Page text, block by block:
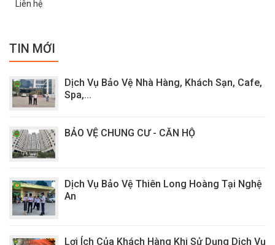
Liên hệ
TIN MỚI
Dịch Vụ Bảo Vệ Nhà Hàng, Khách Sạn, Cafe,
Spa,...
BẢO VỆ CHUNG CƯ - CĂN HỘ
Dịch Vụ Bảo Vệ Thiên Long Hoàng Tại Nghệ
An
Lợi Ích Của Khách Hàng Khi Sử Dụng Dịch Vụ